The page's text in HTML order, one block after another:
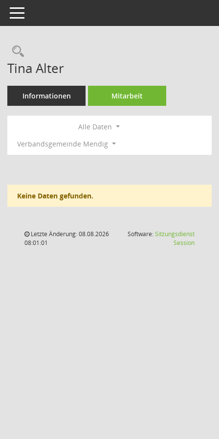
Toggle navigation
Rechercheauswahl
Tina Alter
Informationen Mitarbeit
Alle Daten
Verbandsgemeinde Mendig
Keine Daten gefunden.
Letzte Änderung: 08.08.2026
08:01:01
Software:Sitzungsdienst
Session(Wird in